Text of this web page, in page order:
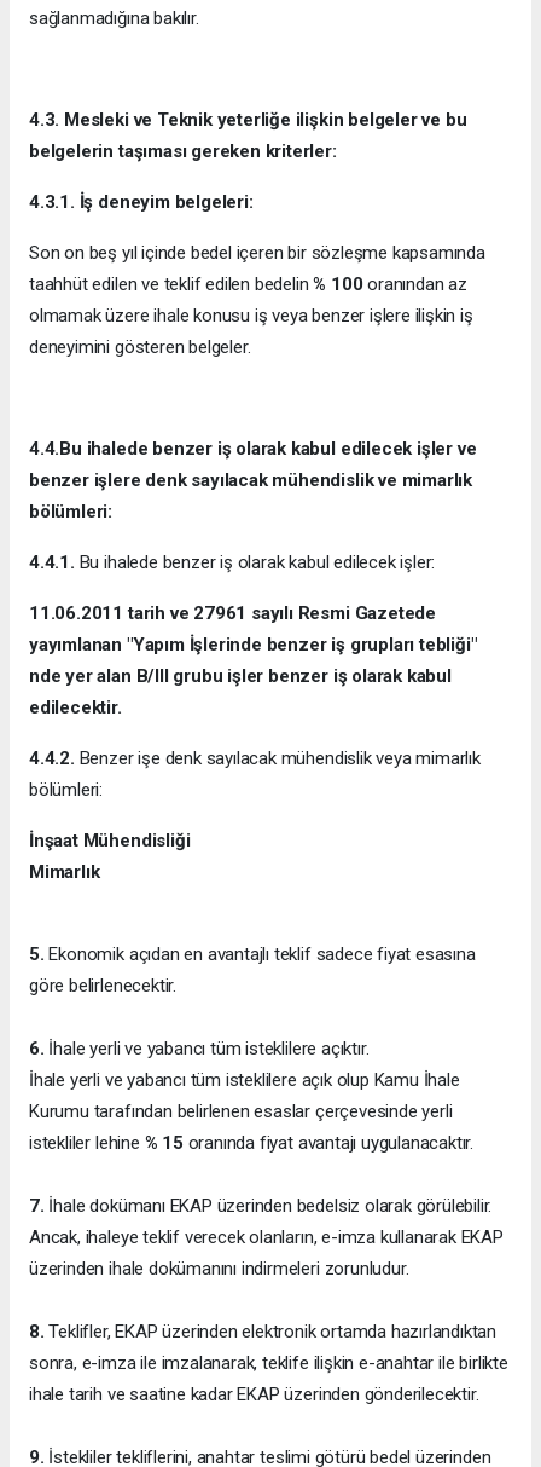
sağlanmadığına bakılır.
4.3. Mesleki ve Teknik yeterliğe ilişkin belgeler ve bu
belgelerin taşıması gereken kriterler:
4.3.1. İş deneyim belgeleri:
Son on beş yıl içinde bedel içeren bir sözleşme kapsamında
taahhüt edilen ve teklif edilen bedelin% 100oranından az
olmamak üzere ihale konusu iş veya benzer işlere ilişkin iş
deneyimini gösteren belgeler.
4.4.Bu ihalede benzer iş olarak kabul edilecek işler ve
benzer işlere denk sayılacak mühendislik ve mimarlık
bölümleri:
4.4.1. Bu ihalede benzer iş olarak kabul edilecek işler:
11.06.2011 tarih ve 27961 sayılı Resmi Gazetede
yayımlanan "Yapım İşlerinde benzer iş grupları tebliği"
nde yer alan B/III grubu işler benzer iş olarak kabul
edilecektir.
4.4.2. Benzer işe denk sayılacak mühendislik veya mimarlık
bölümleri:
İnşaat Mühendisliği
Mimarlık
5. Ekonomik açıdan en avantajlı teklif sadece fiyat esasına
göre belirlenecektir.
6. İhale yerli ve yabancı tüm isteklilere açıktır.
İhale yerli ve yabancı tüm isteklilere açık olup Kamu İhale
Kurumu tarafından belirlenen esaslar çerçevesinde yerli
istekliler lehine % 15 oranında fiyat avantajı uygulanacaktır.
7. İhale dokümanı EKAP üzerinden bedelsiz olarak görülebilir.
Ancak, ihaleye teklif verecek olanların, e-imza kullanarak EKAP
üzerinden ihale dokümanını indirmeleri zorunludur.
8. Teklifler, EKAP üzerinden elektronik ortamda hazırlandıktan
sonra, e-imza ile imzalanarak, teklife ilişkin e-anahtar ile birlikte
ihale tarih ve saatine kadar EKAP üzerinden gönderilecektir.
9. İstekliler tekliflerini, anahtar teslimi götürü bedel üzerinden